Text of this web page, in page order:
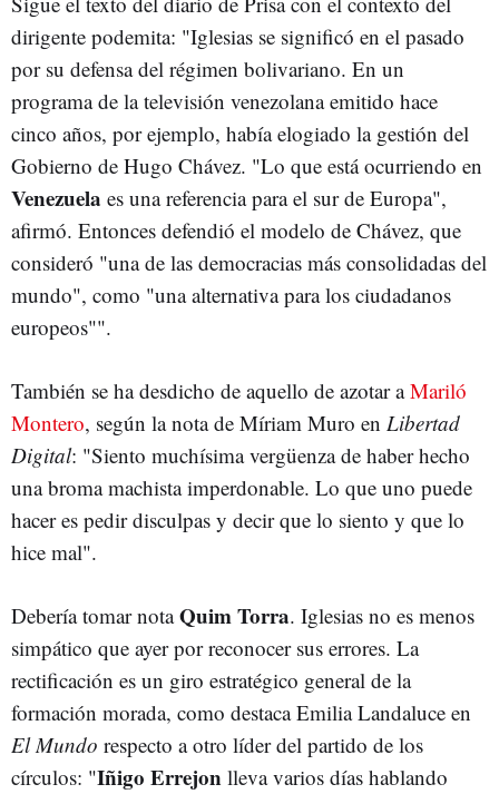
dirigente podemita: "Iglesias se significó en el pasado
por su defensa del régimen bolivariano. En un
programa de la televisión venezolana emitido hace
cinco años, por ejemplo, había elogiado la gestión del
Gobierno de Hugo Chávez. "Lo que está ocurriendo en
Venezuela es una referencia para el sur de Europa",
afirmó. Entonces defendió el modelo de Chávez, que
consideró "una de las democracias más consolidadas del
mundo", como "una alternativa para los ciudadanos
europeos"".
También se ha desdicho de aquello de azotar aMariló
Montero, según la nota de Míriam Muro en Libertad
Digital: "Siento muchísima vergüenza de haber hecho
una broma machista imperdonable. Lo que uno puede
hacer es pedir disculpas y decir que lo siento y que lo
hice mal".
Debería tomar notaQuim Torra. Iglesias no es menos
simpático que ayer por reconocer sus errores. La
rectificación es un giro estratégico general de la
formación morada, como destaca Emilia Landaluce en
El Mundo respecto a otro líder del partido de los
círculos: "Iñigo Errejon lleva varios días hablando